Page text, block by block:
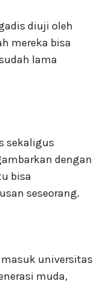
diuji oleh
mereka bisa
lama
sekaligus
dengan
bisa
seseorang.
masuk universitas
muda,